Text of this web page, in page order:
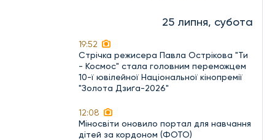
25 липня, субота
19:52
Стрічка режисера Павла Острікова "Ти
- Космос" стала головним переможцем
10-ї ювілейної Національної кінопремії
"Золота Дзиґа-2026"
12:08
Міносвіти оновило портал для навчання
дітей за кордоном (ФОТО)